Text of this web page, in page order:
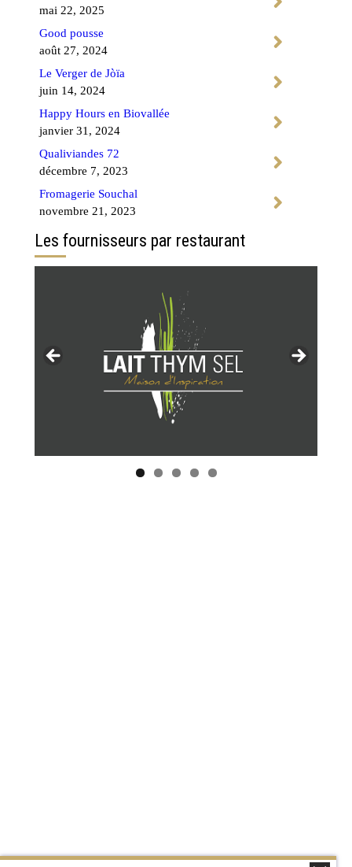
mai 22, 2025
Good pousse
août 27, 2024
Le Verger de Jòïa
juin 14, 2024
Happy Hours en Biovallée
janvier 31, 2024
Qualiviandes 72
décembre 7, 2023
Fromagerie Souchal
novembre 21, 2023
Les fournisseurs par restaurant